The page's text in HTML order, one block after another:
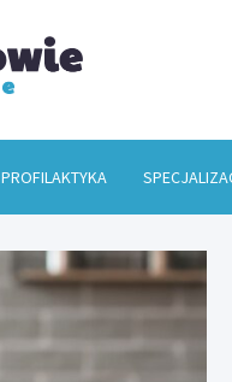
PROFILAKTYKA